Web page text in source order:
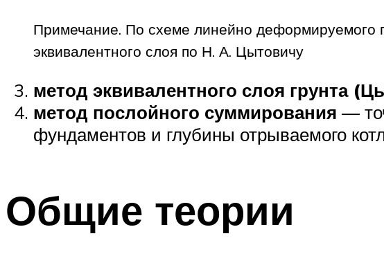
Примечание. По схеме линейно деформируемого
эквивалентного слоя по Н. А. Цытовичу
метод эквивалентного слоя грунта
метод послойного суммирования —
фундаментов и глубины отрываемого
Общие теории